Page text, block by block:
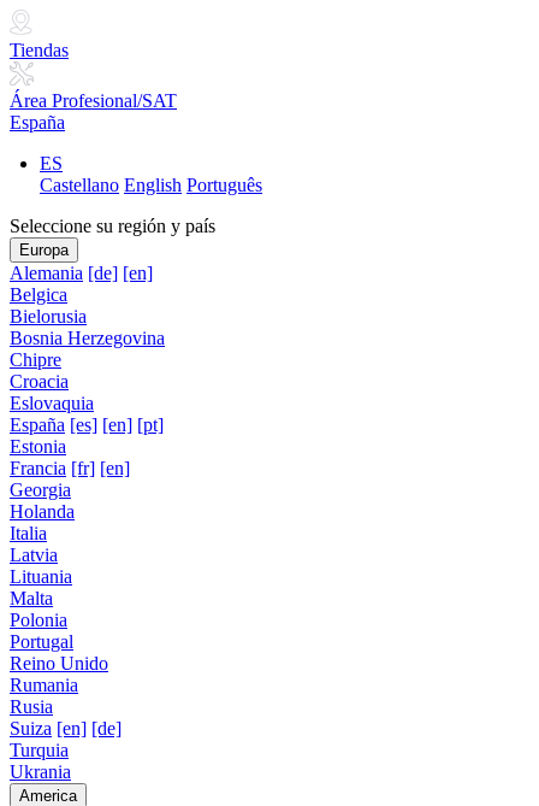
Tiendas
Área Profesional/SAT
España
ES
Castellano English Português
Seleccione su región y país
Europa
Alemania [de] [en]
Belgica
Bielorusia
Bosnia Herzegovina
Chipre
Croacia
Eslovaquia
España [es] [en] [pt]
Estonia
Francia [fr] [en]
Georgia
Holanda
Italia
Latvia
Lituania
Malta
Polonia
Portugal
Reino Unido
Rumania
Rusia
Suiza [en] [de]
Turquia
Ukrania
America